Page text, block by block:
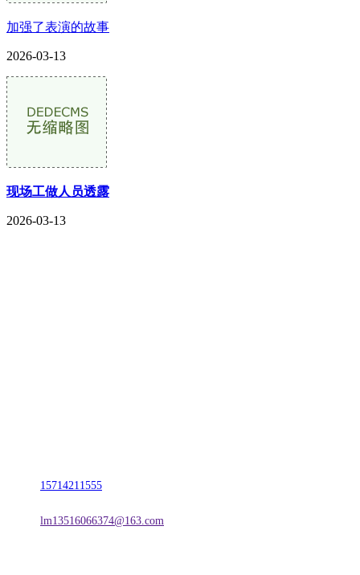
加强了表演的故事
2026-03-13
现场工做人员透露
2026-03-13
15714211555
lm13516066374@163.com